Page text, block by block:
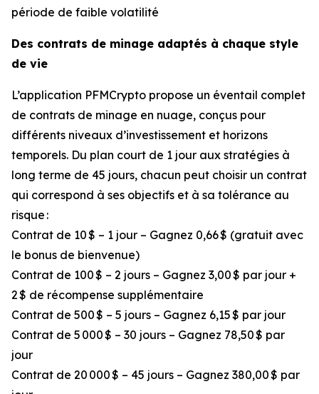
période de faible volatilité
Des contrats de minage adaptés à chaque style
de vie
L’application PFMCrypto propose un éventail complet
de contrats de minage en nuage, conçus pour
différents niveaux d’investissement et horizons
temporels. Du plan court de 1 jour aux stratégies à
long terme de 45 jours, chacun peut choisir un contrat
qui correspond à ses objectifs et à sa tolérance au
risque :
Contrat de 10 $ – 1 jour – Gagnez 0,66 $ (gratuit avec
le bonus de bienvenue)
Contrat de 100 $ – 2 jours – Gagnez 3,00 $ par jour +
2 $ de récompense supplémentaire
Contrat de 500 $ – 5 jours – Gagnez 6,15 $ par jour
Contrat de 5 000 $ – 30 jours – Gagnez 78,50 $ par
jour
Contrat de 20 000 $ – 45 jours – Gagnez 380,00 $ par